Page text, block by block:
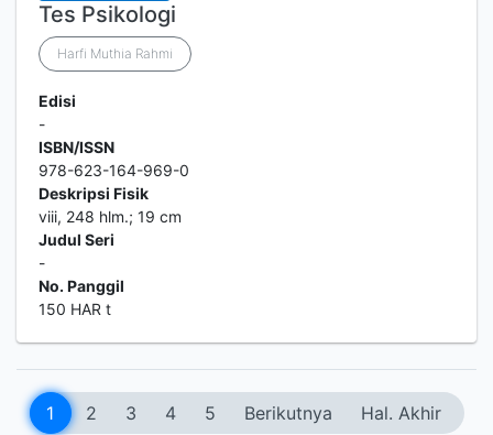
Tes Psikologi
Harfi Muthia Rahmi
Edisi
-
ISBN/ISSN
978-623-164-969-0
Deskripsi Fisik
viii, 248 hlm.; 19 cm
Judul Seri
-
No. Panggil
150 HAR t
1 2 3 4 5 Berikutnya Hal. Akhir